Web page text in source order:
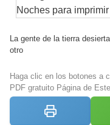
La gente de la tierra
otro
Haga clic en los botones a
PDF gratuito Página de